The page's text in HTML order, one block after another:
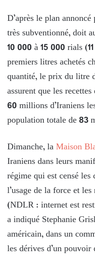
D’après le plan
très subventionné, doit
10 000 à 15 000 rials
premiers litres achetés
quantité, le prix du litre
assurent que les
60 millions d’Iraniens
population totale de 83
Dimanche, laMaison
Iraniens dans leurs
régime qui est censé
l’usage de la force et
(NDLR : internet est
a indiqué Stephanie
américain, dans un
les dérives d’un